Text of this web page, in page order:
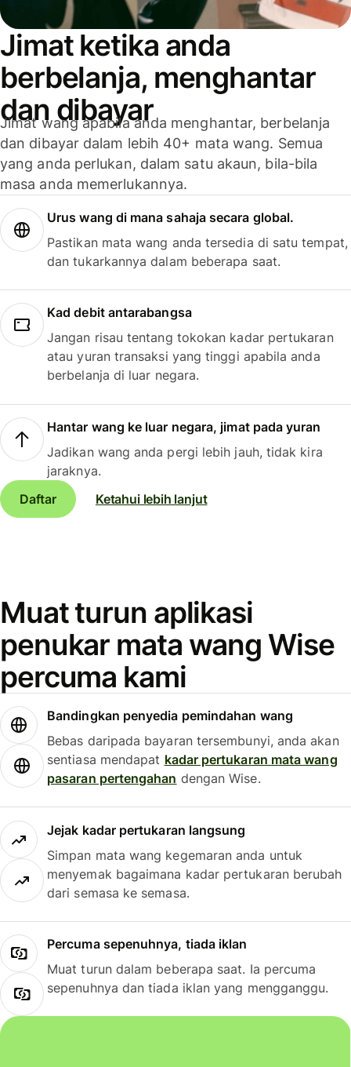
Jimat ketika anda
berbelanja, menghantar
dan dibayar
Jimat wang apabila anda menghantar, berbelanja
dan dibayar dalam lebih 40+ mata wang. Semua
yang anda perlukan, dalam satu akaun, bila-bila
masa anda memerlukannya.
Urus wang di mana sahaja secara global.
Pastikan mata wang anda tersedia di satu tempat,
dan tukarkannya dalam beberapa saat.
Kad debit antarabangsa
Jangan risau tentang tokokan kadar pertukaran
atau yuran transaksi yang tinggi apabila anda
berbelanja di luar negara.
Hantar wang ke luar negara, jimat pada yuran
Jadikan wang anda pergi lebih jauh, tidak kira
jaraknya.
Daftar
Ketahui lebih lanjut
Muat turun aplikasi
penukar mata wang Wise
percuma kami
Bandingkan penyedia pemindahan wang
Bebas daripada bayaran tersembunyi, anda akan
sentiasa mendapat kadar pertukaran mata wang
pasaran pertengahan dengan Wise.
Jejak kadar pertukaran langsung
Simpan mata wang kegemaran anda untuk
menyemak bagaimana kadar pertukaran berubah
dari semasa ke semasa.
Percuma sepenuhnya, tiada iklan
Muat turun dalam beberapa saat. Ia percuma
sepenuhnya dan tiada iklan yang mengganggu.